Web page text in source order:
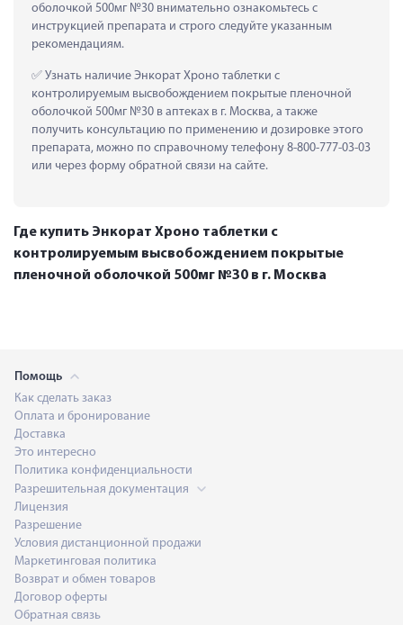
оболочкой 500мг №30 внимательно ознакомьтесь с
инструкцией препарата и строго следуйте указанным
рекомендациям.
Узнать наличие Энкорат Хроно таблетки с
контролируемым высвобождением покрытые пленочной
оболочкой 500мг №30 в аптеках в г. Москва, а также
получить консультацию по применению и дозировке этого
препарата, можно по справочному телефону 8-800-777-03-03
или через форму обратной связи на сайте.
Где купить Энкорат Хроно таблетки с
контролируемым высвобождением покрытые
пленочной оболочкой 500мг №30 в г. Москва
Помощь
Как сделать заказ
Оплата и бронирование
Доставка
Это интересно
Политика конфиденциальности
Разрешительная документация
Лицензия
Разрешение
Условия дистанционной продажи
Маркетинговая политика
Возврат и обмен товаров
Договор оферты
Обратная связь